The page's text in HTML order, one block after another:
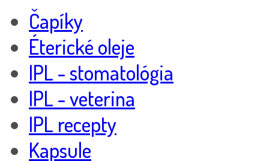
Čapíky
Éterické oleje
IPL - stomatológia
IPL - veterina
IPL recepty
Kapsule